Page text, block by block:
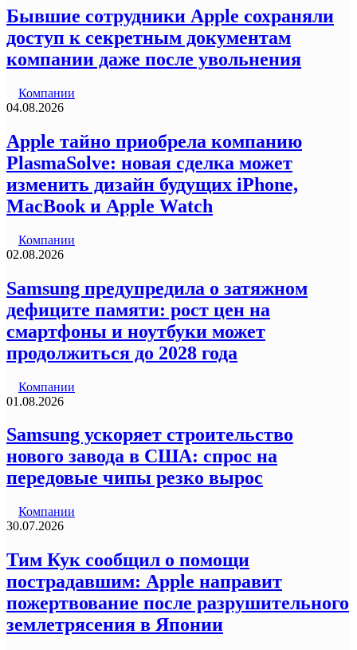
Бывшие сотрудники Apple сохраняли
доступ к секретным документам
компании даже после увольнения
Компании
04.08.2026
Apple тайно приобрела компанию
PlasmaSolve: новая сделка может
изменить дизайн будущих iPhone,
MacBook и Apple Watch
Компании
02.08.2026
Samsung предупредила о затяжном
дефиците памяти: рост цен на
смартфоны и ноутбуки может
продолжиться до 2028 года
Компании
01.08.2026
Samsung ускоряет строительство
нового завода в США: спрос на
передовые чипы резко вырос
Компании
30.07.2026
Тим Кук сообщил о помощи
пострадавшим: Apple направит
пожертвование после разрушительного
землетрясения в Японии